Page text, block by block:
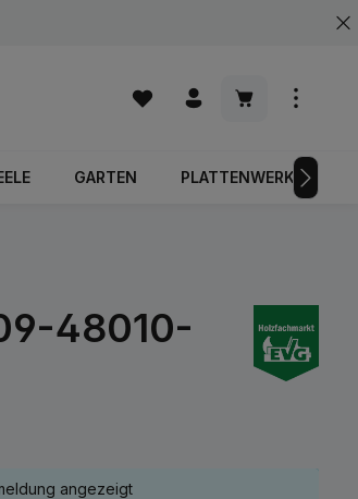
Warenkorb
GARTEN PLATTENWERKSTOFFE
48010-
angezeigt